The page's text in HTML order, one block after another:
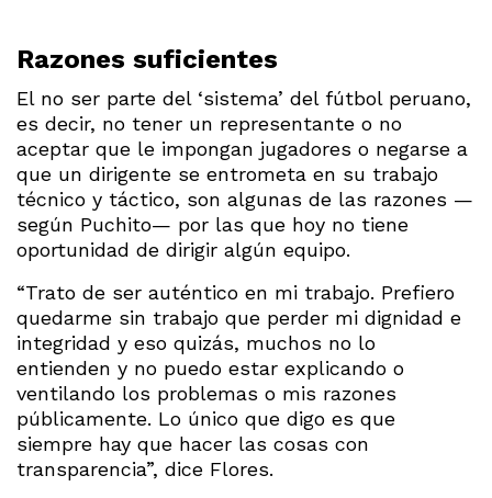
Razones suficientes
El no ser parte del ‘sistema’ del fútbol peruano,
es decir, no tener un representante o no
aceptar que le impongan jugadores o negarse a
que un dirigente se entrometa en su trabajo
técnico y táctico, son algunas de las razones —
según Puchito— por las que hoy no tiene
oportunidad de dirigir algún equipo.
“Trato de ser auténtico en mi trabajo. Prefiero
quedarme sin trabajo que perder mi dignidad e
integridad y eso quizás, muchos no lo
entienden y no puedo estar explicando o
ventilando los problemas o mis razones
públicamente. Lo único que digo es que
siempre hay que hacer las cosas con
transparencia”, dice Flores.